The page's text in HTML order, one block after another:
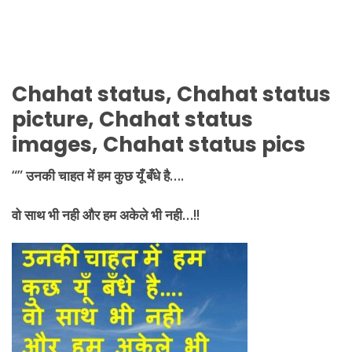
Chahat status, Chahat status
picture, Chahat status
images, Chahat status pics
“” उनकी चाहत में हम कुछ यूँ बँधे है….
वो साथ भी नही और हम अकेले भी नही…!!